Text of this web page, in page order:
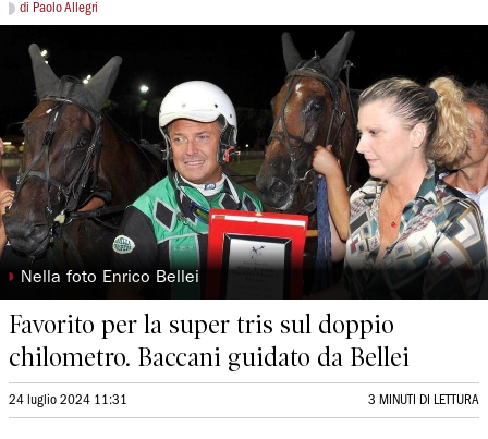
di Paolo Allegri
◗ Nella foto Enrico Bellei
Favorito per la super tris sul doppio
chilometro. Baccani guidato da Bellei
24 luglio 2024 11:31 3 MINUTI DI LETTURA